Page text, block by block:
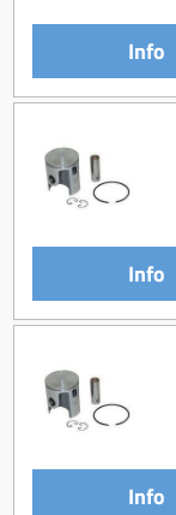
Info
Info
Info